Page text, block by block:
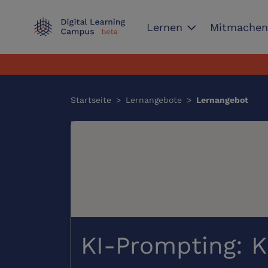
Lernen expand_more Mitmachen
Startseite > Lernangebote > Lernangebot
KI-Prompting: